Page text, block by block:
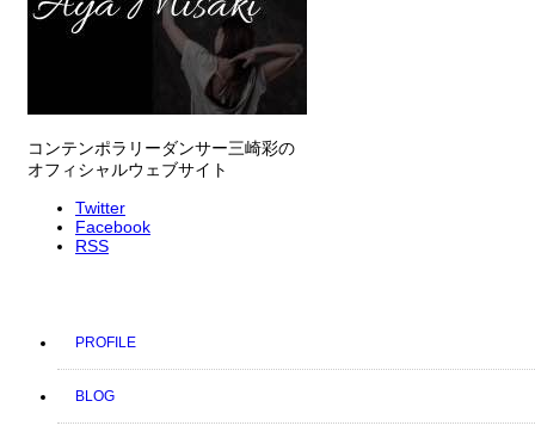
コンテンポラリーダンサー三崎彩の
オフィシャルウェブサイト
Twitter
Facebook
RSS
PROFILE
BLOG